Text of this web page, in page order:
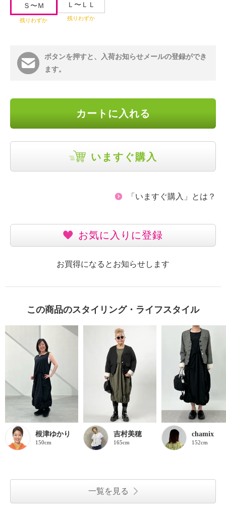
Ｓ〜Ｍ
残りわずか
Ｌ〜ＬＬ
残りわずか
ボタンを押すと、入荷お知らせメールの登録ができ
ます。
カートに入れる
いますぐ購入
「いますぐ購入」とは？
お気に入りに登録
お買得になるとお知らせします
この商品のスタイリング・ライフスタイル
根津ゆかり
150cm
吉村美穂
165cm
chamix
152cm
一覧を見る